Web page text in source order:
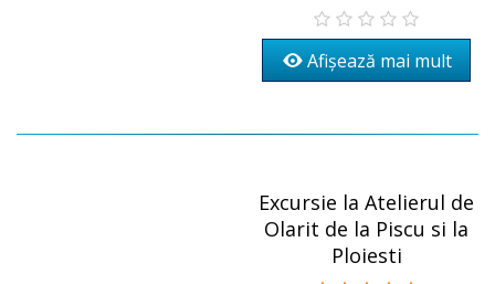
Afișează mai mult
Excursie la Atelierul de
Olarit de la Piscu si la
Ploiesti